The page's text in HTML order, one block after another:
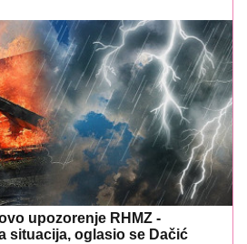
upozorenje RHMZ -
situacija, oglasio se Dačić